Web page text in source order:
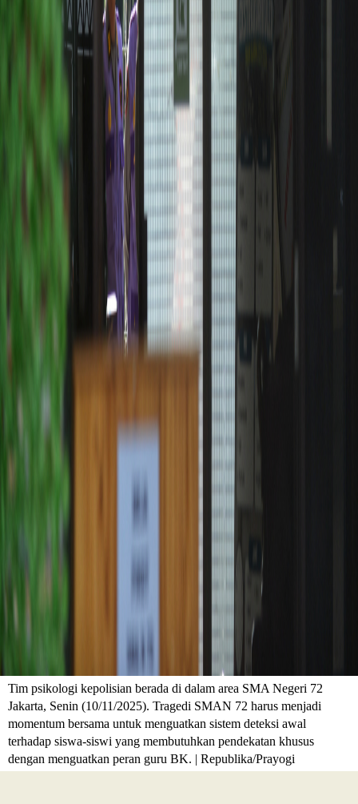
Tim psikologi kepolisian berada di dalam area SMA Negeri 72
Jakarta, Senin (10/11/2025). Tragedi SMAN 72 harus menjadi
momentum bersama untuk menguatkan sistem deteksi awal
terhadap siswa-siswi yang membutuhkan pendekatan khusus
dengan menguatkan peran guru BK. | Republika/Prayogi